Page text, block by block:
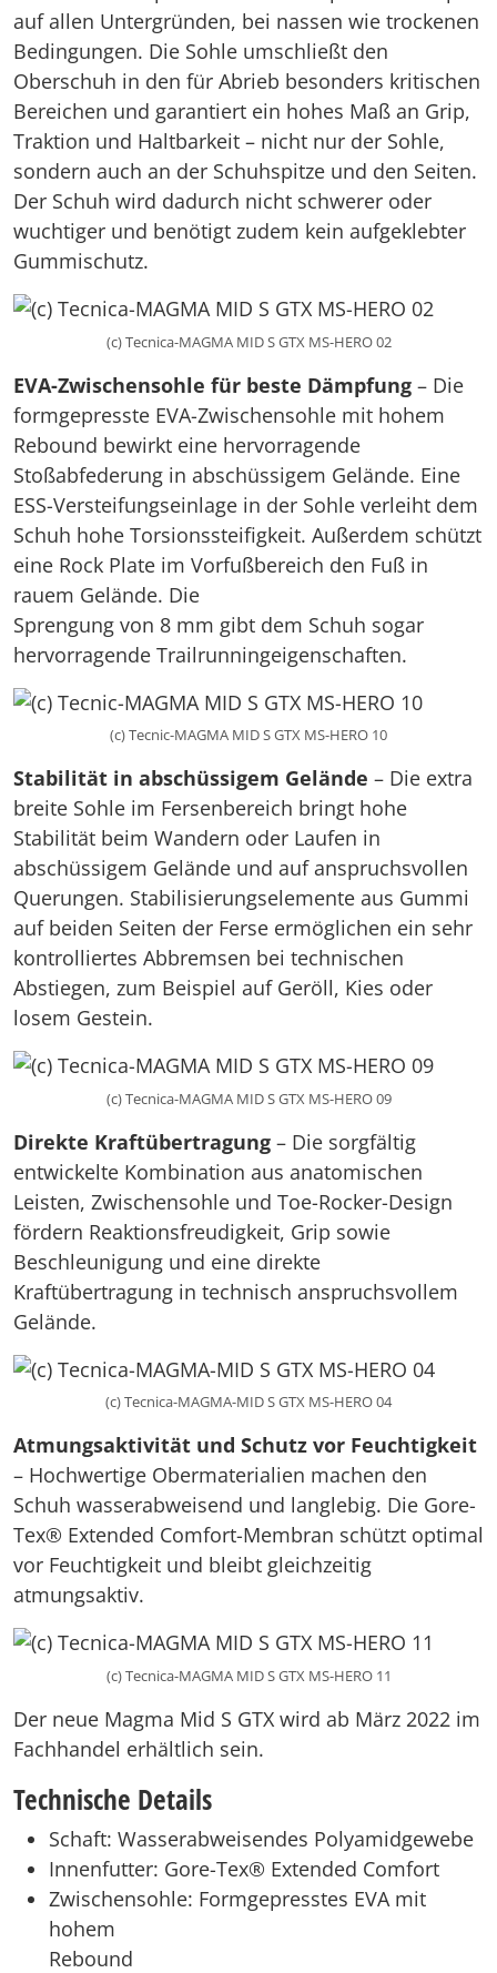
auf allen Untergründen, bei nassen wie trockenen
Bedingungen. Die Sohle umschließt den
Oberschuh in den für Abrieb besonders kritischen
Bereichen und garantiert ein hohes Maß an Grip,
Traktion und Haltbarkeit – nicht nur der Sohle,
sondern auch an der Schuhspitze und den Seiten.
Der Schuh wird dadurch nicht schwerer oder
wuchtiger und benötigt zudem kein aufgeklebter
Gummischutz.
(c) Tecnica-MAGMA MID S GTX MS-HERO 02
EVA-Zwischensohle für beste Dämpfung – Die
formgepresste EVA-Zwischensohle mit hohem
Rebound bewirkt eine hervorragende
Stoßabfederung in abschüssigem Gelände. Eine
ESS-Versteifungseinlage in der Sohle verleiht dem
Schuh hohe Torsionssteifigkeit. Außerdem schützt
eine Rock Plate im Vorfußbereich den Fuß in
rauem Gelände. Die
Sprengung von 8 mm gibt dem Schuh sogar
hervorragende Trailrunningeigenschaften.
(c) Tecnic-MAGMA MID S GTX MS-HERO 10
Stabilität in abschüssigem Gelände – Die extra
breite Sohle im Fersenbereich bringt hohe
Stabilität beim Wandern oder Laufen in
abschüssigem Gelände und auf anspruchsvollen
Querungen. Stabilisierungselemente aus Gummi
auf beiden Seiten der Ferse ermöglichen ein sehr
kontrolliertes Abbremsen bei technischen
Abstiegen, zum Beispiel auf Geröll, Kies oder
losem Gestein.
(c) Tecnica-MAGMA MID S GTX MS-HERO 09
Direkte Kraftübertragung – Die sorgfältig
entwickelte Kombination aus anatomischen
Leisten, Zwischensohle und Toe-Rocker-Design
fördern Reaktionsfreudigkeit, Grip sowie
Beschleunigung und eine direkte
Kraftübertragung in technisch anspruchsvollem
Gelände.
(c) Tecnica-MAGMA-MID S GTX MS-HERO 04
Atmungsaktivität und Schutz vor Feuchtigkeit
– Hochwertige Obermaterialien machen den
Schuh wasserabweisend und langlebig. Die Gore-
Tex® Extended Comfort-Membran schützt optimal
vor Feuchtigkeit und bleibt gleichzeitig
atmungsaktiv.
(c) Tecnica-MAGMA MID S GTX MS-HERO 11
Der neue Magma Mid S GTX wird ab März 2022 im
Fachhandel erhältlich sein.
Technische Details
Schaft: Wasserabweisendes Polyamidgewebe
Innenfutter: Gore-Tex® Extended Comfort
Zwischensohle: Formgepresstes EVA mit
hohem
Rebound